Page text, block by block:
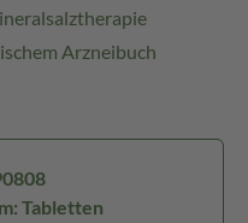
Arzneibuch
Tabletten